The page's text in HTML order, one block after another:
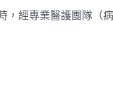
，經專業醫護團隊（